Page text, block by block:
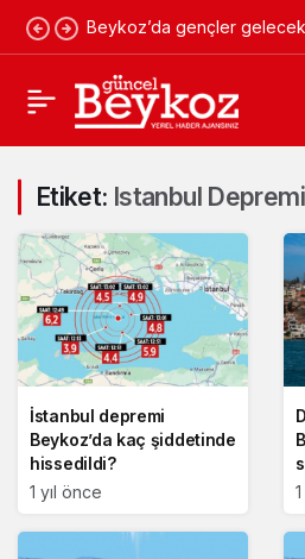
Beykoz’da gençler
Etiket: Istanbul Depremi
İstanbul depremi
Beykoz’da kaç şiddetinde
hissedildi?
1 yıl önce